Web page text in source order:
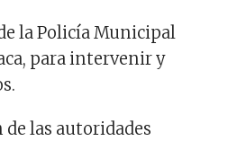
la Policía Municipal
para intervenir y
las autoridades